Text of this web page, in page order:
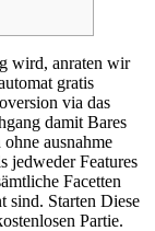
wird, anraten wir
gratis
via das
damit Bares
ausnahme
jedweder Features
Facetten
sind. Starten Diese
Partie.